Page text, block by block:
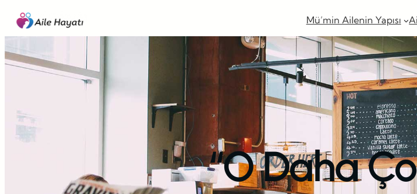
İçeriğe
geç
Mü’min Ailenin Yapısı
“O Daha